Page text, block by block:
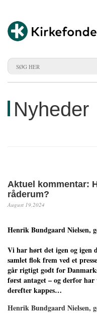
Nyheder
Aktuel kommentar:
råderum?
August 19,2024
Henrik Bundgaard Nielsen,
Vi har hørt det igen og igen
samlet flok frem ved et
går rigtigt godt for
først antaget – og derfor
derefter kappes…
Henrik Bundgaard Nielsen,